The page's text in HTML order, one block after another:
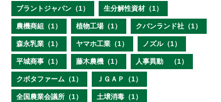
ブラントジャパン（1） 生分解性資材（1）
農機商組（1） 植物工場（1） クバンランド社（1）
森永乳業（1） ヤマホ工業（1） ノズル（1）
平城商事（1） 藤木農機（1） 人事異動 （1）
クボタファーム（1） ＪＧＡＰ（1）
全国農業会議所（1） 土壌消毒（1）